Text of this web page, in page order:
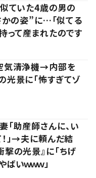
似ていた4歳の男の
の姿”に…「似てる
って産まれたのです
気清浄機→内部を
景に「怖すぎてゾ
助産師さんに、い
」→夫に頼んだ結
の光景』に「ちげ
ばいｗｗｗ」